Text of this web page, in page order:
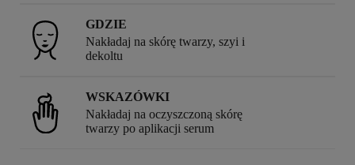
GDZIE
Nakładaj na skórę twarzy, szyi i
dekoltu
WSKAZÓWKI
Nakładaj na oczyszczoną skórę
twarzy po aplikacji serum